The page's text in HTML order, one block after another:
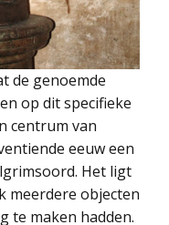
de genoemde
op dit specifieke
centrum van
eeuw een
Het ligt
meerdere objecten
te maken hadden.